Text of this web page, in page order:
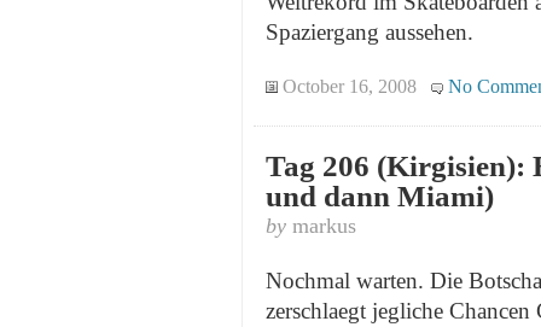
Spaziergang aussehen.
October 16, 2008 No
Tag 206 (Kirgisien):
und dann Miami)
by markus
Nochmal warten. Die
zerschlaegt jegliche